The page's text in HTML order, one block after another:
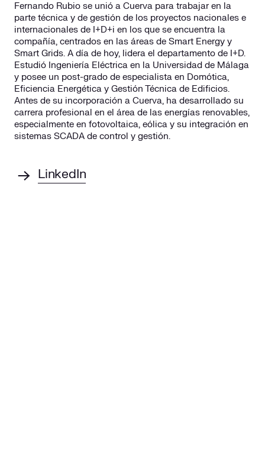
Fernando Rubio se unió a Cuerva para trabajar en la
parte técnica y de gestión de los proyectos nacionales e
internacionales de I+D+i en los que se encuentra la
compañía, centrados en las áreas de Smart Energy y
Smart Grids. A día de hoy, lidera el departamento de I+D.
Estudió Ingeniería Eléctrica en la Universidad de Málaga
y posee un post-grado de especialista en Domótica,
Eficiencia Energética y Gestión Técnica de Edificios.
Antes de su incorporación a Cuerva, ha desarrollado su
carrera profesional en el área de las energías renovables,
especialmente en fotovoltaica, eólica y su integración en
sistemas SCADA de control y gestión.
LinkedIn